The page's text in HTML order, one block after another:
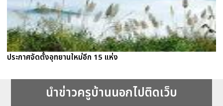
ประกาศจัดตั้งอุทยานใหม่อีก 15 แห่ง
นำข่าวครูบ้านนอกไปติดเว็บ